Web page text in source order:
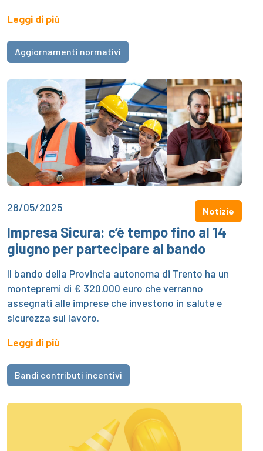
Leggi di più
Aggiornamenti normativi
28/05/2025 Notizie
Impresa Sicura: c’è tempo fino al 14
giugno per partecipare al bando
Il bando della Provincia autonoma di Trento ha un
montepremi di € 320.000 euro che verranno
assegnati alle imprese che investono in salute e
sicurezza sul lavoro.
Leggi di più
Bandi contributi incentivi